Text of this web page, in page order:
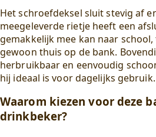
Het schroefdeksel sluit stevig af
meegeleverde rietje heeft een
gemakkelijk mee kan naar
gewoon thuis op de bank.
herbruikbaar en eenvoudig
hij ideaal is voor dagelijks gebruik.
Waarom kiezen voor deze
drinkbeker?